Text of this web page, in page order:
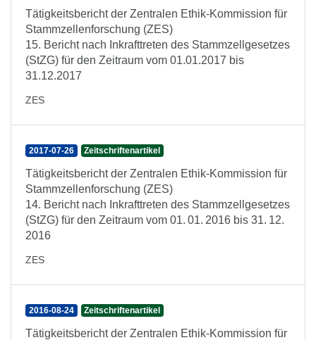
Tätigkeitsbericht der Zentralen Ethik-Kommission für
Stammzellenforschung (ZES)
15. Bericht nach Inkrafttreten des Stammzellgesetzes
(StZG) für den Zeitraum vom 01.01.2017 bis
31.12.2017
ZES
2017-07-26 Zeitschriftenartikel
Tätigkeitsbericht der Zentralen Ethik-Kommission für
Stammzellenforschung (ZES)
14. Bericht nach Inkrafttreten des Stammzellgesetzes
(StZG) für den Zeitraum vom 01. 01. 2016 bis 31. 12.
2016
ZES
2016-08-24 Zeitschriftenartikel
Tätigkeitsbericht der Zentralen Ethik-Kommission für